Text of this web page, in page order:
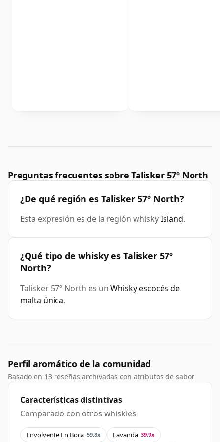
Preguntas frecuentes sobre Talisker 57º North
¿De qué región es Talisker 57º North?
Esta expresión es de la región whiskyIsland.
¿Qué tipo de whisky es Talisker 57º
North?
Talisker 57º North es un Whisky escocés de
malta única.
Perfil aromático de la comunidad
Basado en 13 reseñas archivadas con atributos de sabor
Características distintivas
Comparado con otros whiskies
Envolvente En Boca 59.8x Lavanda 39.9x